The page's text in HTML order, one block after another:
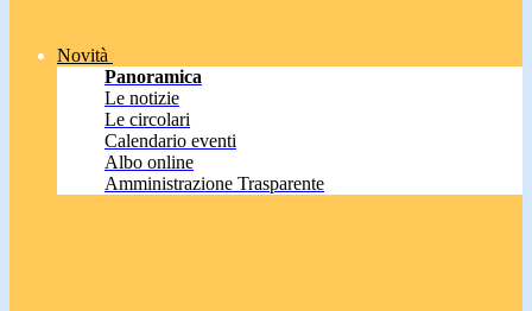
Novità
Panoramica
Le notizie
Le circolari
Calendario eventi
Albo online
Amministrazione Trasparente